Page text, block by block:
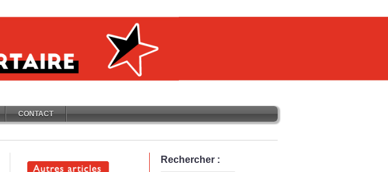
CONTACT
Rechercher :